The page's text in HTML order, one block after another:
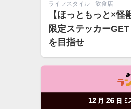
ライフスタイル 飲食店
【ほっともっと×怪
限定ステッカー
を目指せ